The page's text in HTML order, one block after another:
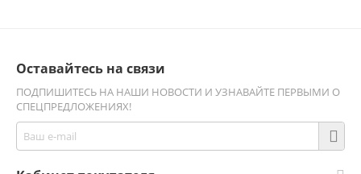
Оставайтесь на связи
ПОДПИШИТЕСЬ НА НАШИ НОВОСТИ И УЗНАВАЙТЕ ПЕРВЫМИ О
СПЕЦПРЕДЛОЖЕНИЯХ!